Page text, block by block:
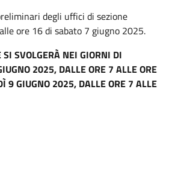
degli uffici di sezione
ore 16 di sabato 7 giugno 2025.
SI SVOLGERÀ NEI GIORNI DI
2025, DALLE ORE 7 ALLE ORE
9 GIUGNO 2025, DALLE ORE 7 ALLE